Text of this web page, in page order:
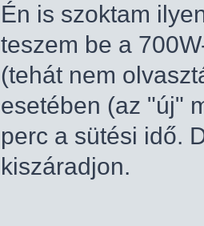
Én is szoktam
teszem be a
(tehát nem
esetében (az "új"
perc a sütési idő.
kiszáradjon.